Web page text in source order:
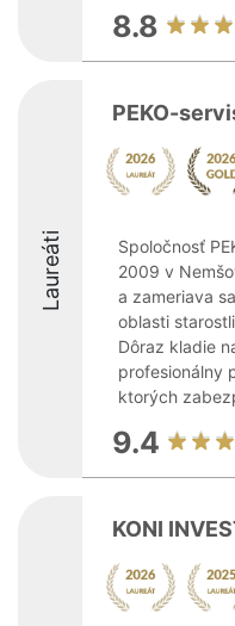
8.8
Laureáti
PEKO-
Spoločnosť
2009 v
a zameriava
oblasti
Dôraz kladie
profesionálny
ktorých
9.4
KONI